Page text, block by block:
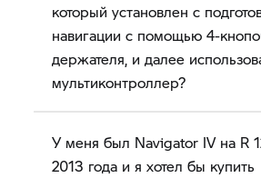
который установлен с
навигации с помощью 4-
держателя, и далее
мультиконтроллер?
У меня был Navigator IV на R
2013 года и я хотел бы купить